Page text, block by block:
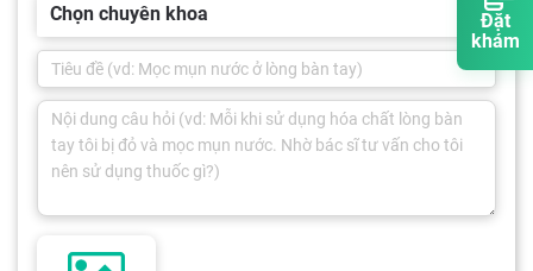
Đặt
khám
Chọn chuyên khoa